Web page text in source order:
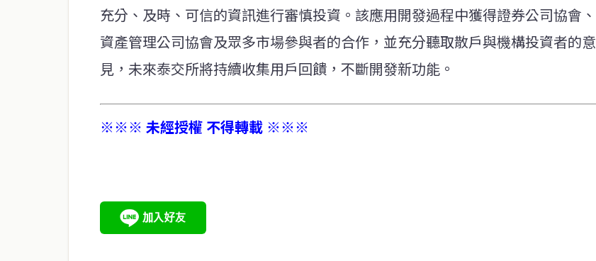
充分、及時、可信的資訊進行審慎投資。該應用開發過程中獲得證券公司協會、
資產管理公司協會及眾多市場參與者的合作，並充分聽取散戶與機構投資者的意
見，未來泰交所將持續收集用戶回饋，不斷開發新功能。
※※※ 未經授權 不得轉載 ※※※